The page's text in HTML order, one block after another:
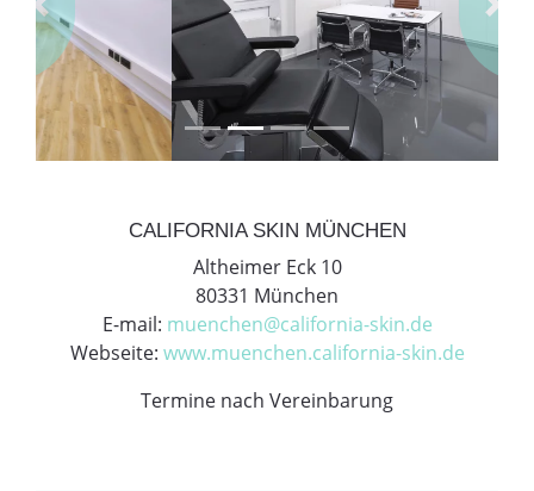
Previous Next
CALIFORNIA SKIN MÜNCHEN
Altheimer Eck 10
80331 München
E-mail: muenchen@california-skin.de
Webseite: www.muenchen.california-skin.de
Termine nach Vereinbarung